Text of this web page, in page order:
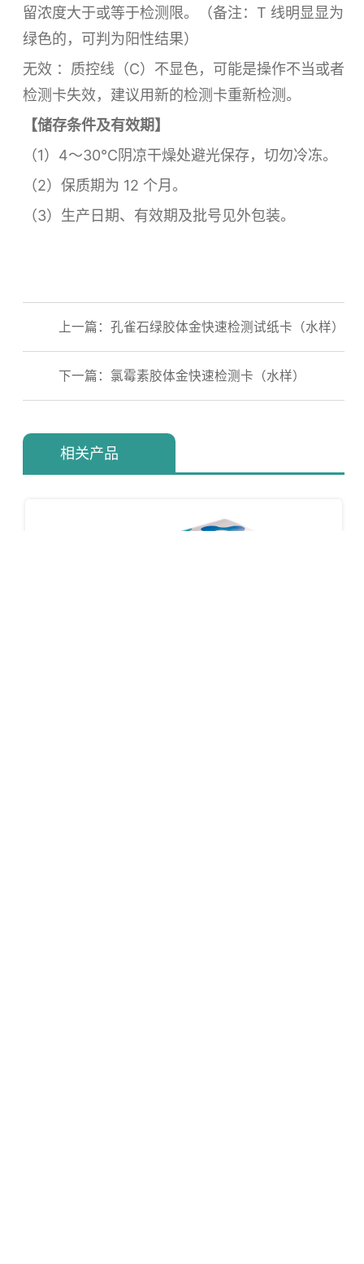
留浓度大于或等于检测限。（备注：T 线明显显为
绿色的，可判为阳性结果）
无效 ：质控线（C）不显色，可能是操作不当或者
检测卡失效，建议用新的检测卡重新检测。
【储存条件及有效期】
（1）4～30℃阴凉干燥处避光保存，切勿冷冻。
（2）保质期为 12 个月。
（3）生产日期、有效期及批号见外包装。
上一篇：孔雀石绿胶体金快速检测试纸卡（水样）
下一篇：氯霉素胶体金快速检测卡（水样）
相关产品